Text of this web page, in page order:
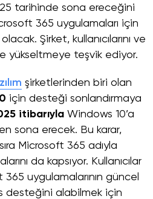
tarihinde sona ereceğini
365 uygulamaları için
Şirket, kullanıcılarını ve
yükseltmeye teşvik ediyor.
şirketlerinden biri olan
için desteği sonlandırmaya
itibarıyla Windows 10’a
sona erecek. Bu karar,
Microsoft 365 adıyla
da kapsıyor. Kullanıcılar
uygulamalarının güncel
desteğini alabilmek için